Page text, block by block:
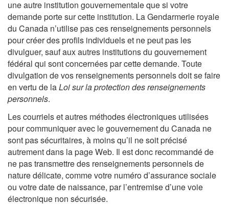
une autre institution gouvernementale que si votre
demande porte sur cette institution. La Gendarmerie royale
du Canada n’utilise pas ces renseignements personnels
pour créer des profils individuels et ne peut pas les
divulguer, sauf aux autres institutions du gouvernement
fédéral qui sont concernées par cette demande. Toute
divulgation de vos renseignements personnels doit se faire
en vertu de laLoi sur la protection des renseignements
personnels.
Les courriels et autres méthodes électroniques utilisées
pour communiquer avec le gouvernement du Canada ne
sont pas sécuritaires, à moins qu’il ne soit précisé
autrement dans la page Web. Il est donc recommandé de
ne pas transmettre des renseignements personnels de
nature délicate, comme votre numéro d’assurance sociale
ou votre date de naissance, par l’entremise d’une voie
électronique non sécurisée.